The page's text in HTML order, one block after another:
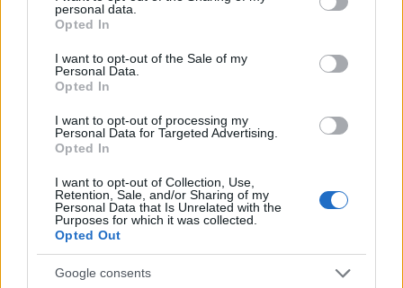
grant or deny consent to Google and its third-party tags to
use your data for below specified purposes in below Google
consent section.
personal data.
Opted In
I want to opt-out of the Sale of my
Personal Data.
Opted In
I want to opt-out of processing my
Personal Data for Targeted Advertising.
Opted In
I want to opt-out of Collection, Use,
Retention, Sale, and/or Sharing of my
Personal Data that Is Unrelated with the
Purposes for which it was collected.
Opted Out
Google consents
ΑΚΟΛΟΥΘΗΣΤΕ ΜΑΣ ΣΤΟ GOOGLE
NEWS ΚΑΝΟΝΤΑΣ ΚΛΙΚ ΕΔΩ
SURVIVOR SURVIVOR 2022
SURVIVOR 5
SURVIVOR ΜΑΙΗ
Ροή Ειδήσεων